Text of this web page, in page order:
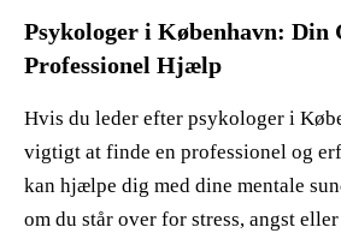
Psykologer i København: Din
Professionel Hjælp
Hvis du leder efter psykologer i
vigtigt at finde en professionel og
kan hjælpe dig med dine mentale
om du står over for stress, angst